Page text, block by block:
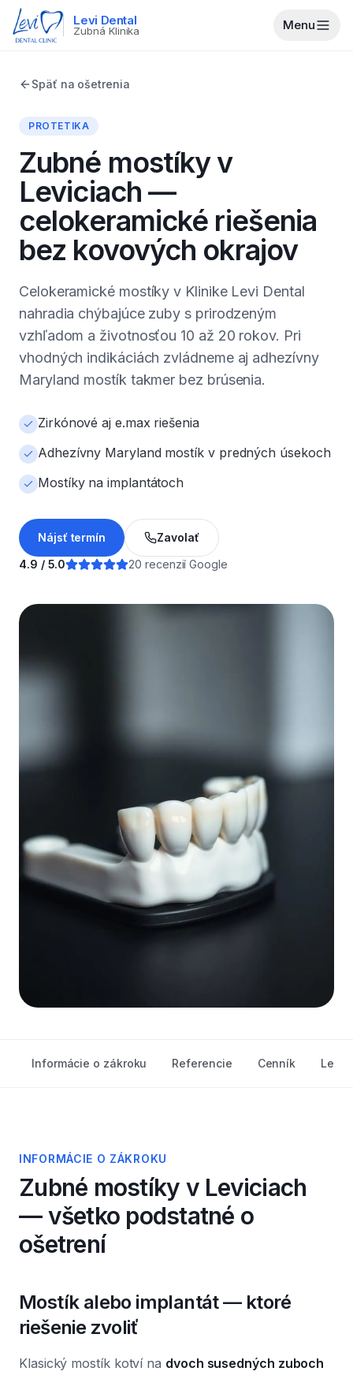
Levi Dental
Zubná Klinika Menu
Späť na ošetrenia
PROTETIKA
Zubné mostíky v
Leviciach —
celokeramické riešenia
bez kovových okrajov
Celokeramické mostíky v Klinike Levi Dental
nahradia chýbajúce zuby s prirodzeným
vzhľadom a životnosťou 10 až 20 rokov. Pri
vhodných indikáciách zvládneme aj adhezívny
Maryland mostík takmer bez brúsenia.
Zirkónové aj e.max riešenia
Adhezívny Maryland mostík v predných úsekoch
Mostíky na implantátoch
Nájsť termín
Zavolať
4.9 / 5.0
20 recenzií Google
Informácie o zákroku Referencie Cenník
INFORMÁCIE O ZÁKROKU
Zubné mostíky v Leviciach
— všetko podstatné o
ošetrení
Mostík alebo implantát — ktoré
riešenie zvoliť
Klasický mostík kotví na dvoch susedných zuboch